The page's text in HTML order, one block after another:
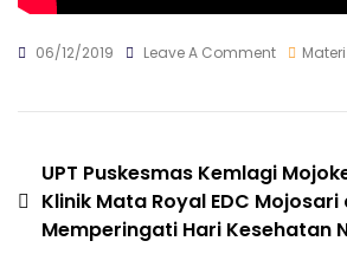
06/12/2019 Leave A CommentOn
Kebutaan
Secara
Dini
Materi
Navigasi
pos
UPT Puskesmas Kemlagi
Klinik Mata Royal EDC
Memperingati Hari Kesehatan